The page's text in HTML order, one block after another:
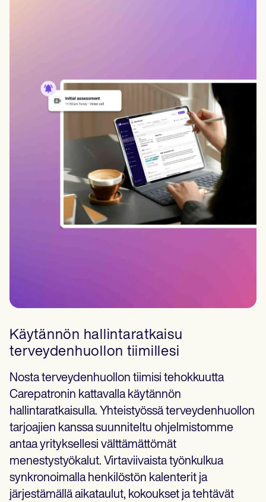
Käytännön hallintaratkaisu
terveydenhuollon tiimillesi
Nosta terveydenhuollon tiimisi tehokkuutta
Carepatronin kattavalla käytännön
hallintaratkaisulla. Yhteistyössä terveydenhuollon
tarjoajien kanssa suunniteltu ohjelmistomme
antaa yrityksellesi välttämättömät
menestystyökalut. Virtaviivaista työnkulkua
synkronoimalla henkilöstön kalenterit ja
järjestämällä aikataulut, kokoukset ja tehtävät